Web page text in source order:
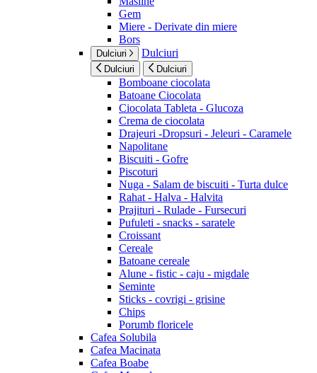
Gem
Miere - Derivate din miere
Bors
Dulciuri Dulciuri
Dulciuri Dulciuri
Bomboane ciocolata
Batoane Ciocolata
Ciocolata Tableta - Glucoza
Crema de ciocolata
Drajeuri -Dropsuri - Jeleuri - Caramele
Napolitane
Biscuiti - Gofre
Piscoturi
Nuga - Salam de biscuiti - Turta dulce
Rahat - Halva - Halvita
Prajituri - Rulade - Fursecuri
Pufuleti - snacks - saratele
Croissant
Cereale
Batoane cereale
Alune - fistic - caju - migdale
Seminte
Sticks - covrigi - grisine
Chips
Porumb floricele
Cafea Solubila
Cafea Macinata
Cafea Boabe